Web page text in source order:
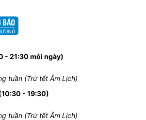
- 21:30 mỗi ngày)
tuần (Trừ tết Âm Lịch)
- 19:30)
tuần (Trừ tết Âm Lịch)